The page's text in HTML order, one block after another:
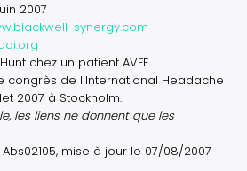
2007
synergy.com
chez un patient AVFE.
congrès de l'International Headache
2007 à Stockholm.
les liens ne donnent que les
mise à jour le 07/08/2007